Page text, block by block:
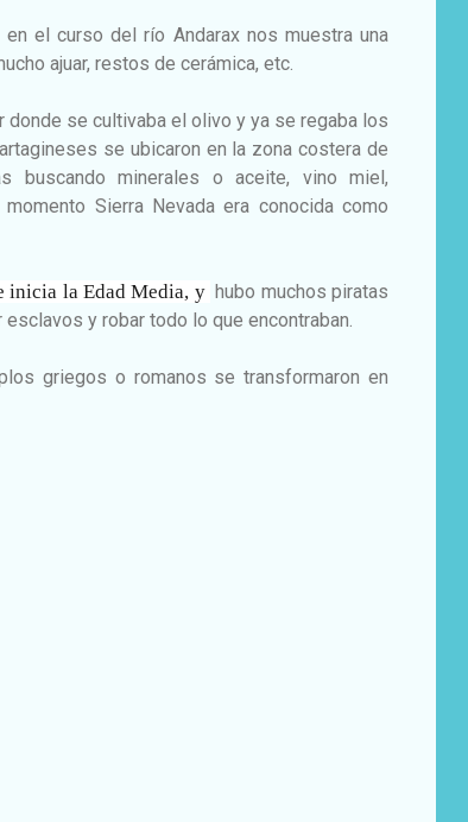
el curso del río Andarax nos muestra una
ajuar, restos de cerámica, etc.
donde se cultivaba el olivo y ya se regaba los
se ubicaron en la zona costera de
buscando minerales o aceite, vino miel,
Sierra Nevada era conocida como
inicia la Edad Media, y hubo muchos piratas
y robar todo lo que encontraban.
griegos o romanos se transformaron en